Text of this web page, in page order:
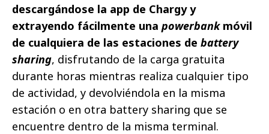
descargándose la app de Chargy y
extrayendo fácilmente una powerbankmóvil
de cualquiera de las estaciones de battery
sharing, disfrutando de la carga gratuita
durante horas mientras realiza cualquier tipo
de actividad, y devolviéndola en la misma
estación o en otra battery sharing que se
encuentre dentro de la misma terminal.